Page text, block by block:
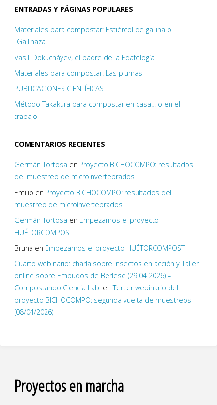
ENTRADAS Y PÁGINAS POPULARES
Materiales para compostar: Estiércol de gallina o
"Gallinaza"
Vasili Dokucháyev, el padre de la Edafología
Materiales para compostar: Las plumas
PUBLICACIONES CIENTÍFICAS
Método Takakura para compostar en casa… o en el
trabajo
COMENTARIOS RECIENTES
Germán Tortosa en Proyecto BICHOCOMPO: resultados
del muestreo de microinvertebrados
Emilio en Proyecto BICHOCOMPO: resultados del
muestreo de microinvertebrados
Germán Tortosa en Empezamos el proyecto
HUÉTORCOMPOST
Bruna en Empezamos el proyecto HUÉTORCOMPOST
Cuarto webinario: charla sobre Insectos en acción y Taller
online sobre Embudos de Berlese (29 04 2026) –
Compostando Ciencia Lab.enTercer webinario del
proyecto BICHOCOMPO: segunda vuelta de muestreos
(08/04/2026)
Proyectos en marcha